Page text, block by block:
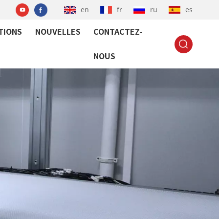
en fr ru es
NOUVELLES CONTACTEZ-
NOUS